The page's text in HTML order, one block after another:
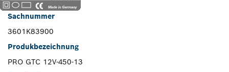
Sachnummer
3601K83900
Produkbezeichnung
PRO GTC 12V-450-13